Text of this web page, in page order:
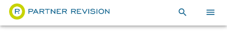
search menu